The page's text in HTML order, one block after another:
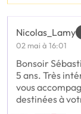
Nicolas_Lamy
02 mai à 16:01
Bonsoir
5 ans. Très
vous
destinées à